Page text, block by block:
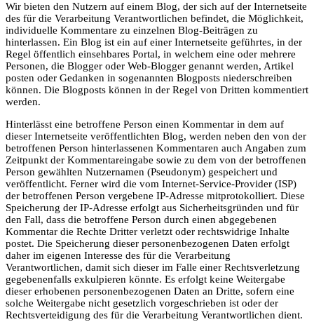
Wir bieten den Nutzern auf einem Blog, der sich auf der Internetseite
des für die Verarbeitung Verantwortlichen befindet, die Möglichkeit,
individuelle Kommentare zu einzelnen Blog-Beiträgen zu
hinterlassen. Ein Blog ist ein auf einer Internetseite geführtes, in der
Regel öffentlich einsehbares Portal, in welchem eine oder mehrere
Personen, die Blogger oder Web-Blogger genannt werden, Artikel
posten oder Gedanken in sogenannten Blogposts niederschreiben
können. Die Blogposts können in der Regel von Dritten kommentiert
werden.
Hinterlässt eine betroffene Person einen Kommentar in dem auf
dieser Internetseite veröffentlichten Blog, werden neben den von der
betroffenen Person hinterlassenen Kommentaren auch Angaben zum
Zeitpunkt der Kommentareingabe sowie zu dem von der betroffenen
Person gewählten Nutzernamen (Pseudonym) gespeichert und
veröffentlicht. Ferner wird die vom Internet-Service-Provider (ISP)
der betroffenen Person vergebene IP-Adresse mitprotokolliert. Diese
Speicherung der IP-Adresse erfolgt aus Sicherheitsgründen und für
den Fall, dass die betroffene Person durch einen abgegebenen
Kommentar die Rechte Dritter verletzt oder rechtswidrige Inhalte
postet. Die Speicherung dieser personenbezogenen Daten erfolgt
daher im eigenen Interesse des für die Verarbeitung
Verantwortlichen, damit sich dieser im Falle einer Rechtsverletzung
gegebenenfalls exkulpieren könnte. Es erfolgt keine Weitergabe
dieser erhobenen personenbezogenen Daten an Dritte, sofern eine
solche Weitergabe nicht gesetzlich vorgeschrieben ist oder der
Rechtsverteidigung des für die Verarbeitung Verantwortlichen dient.